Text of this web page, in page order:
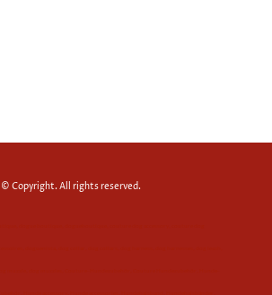
© Copyright. All rights reserved.